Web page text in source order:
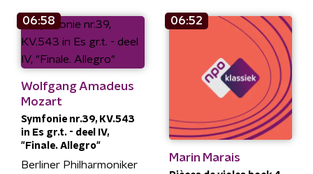
06:58
Wolfgang Amadeus
Mozart
Symfonie nr.39, KV.543
in Es gr.t. - deel IV,
"Finale. Allegro"
Berliner Philharmoniker
06:52
Marin Marais